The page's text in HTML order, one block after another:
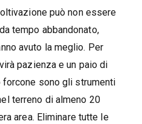
può non essere
tempo abbandonato,
avuto la meglio. Per
pazienza e un paio di
forcone sono gli strumenti
terreno di almeno 20
area. Eliminare tutte le